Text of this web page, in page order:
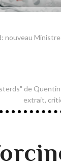
nouveau
de
extrait,